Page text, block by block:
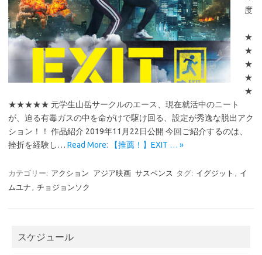
度
★
★
★
★
★
★★★★★ 元学生山岳サークルのエース、現在就活中のニート
が、迫る有毒ガスの中を命がけで駆け回る、設定が秀逸な脱出アク
ション！！ 作品紹介 2019年11月22日公開 今回ご紹介するのは、
挫折を経験し… Read More: 【推薦！】EXIT … »
カテゴリー: アクション アジア映画 サスペンス タグ: イグジット , イ
ムユナ , チョジョンソク
スケジュール